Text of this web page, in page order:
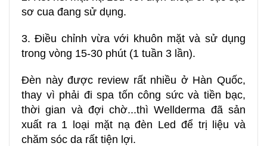
sơ cua đang sử dụng.
3. Điều chỉnh vừa với khuôn mặt và sử dụng
trong vòng 15-30 phút (1 tuần 3 lần).
Đèn này được review rất nhiều ở Hàn Quốc,
thay vì phải đi spa tốn công sức và tiền bạc,
thời gian và đợi chờ...thì Wellderma đã sản
xuất ra 1 loại mặt nạ đèn Led để trị liệu và
chăm sóc da rất tiện lợi.